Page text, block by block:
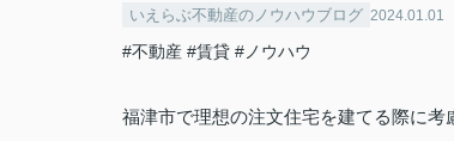
いえらぶ不動産のノウハウブログ 2024.01.01
#不動産 #賃貸 #ノウハウ
福津市で理想の注文住宅を建てる際に